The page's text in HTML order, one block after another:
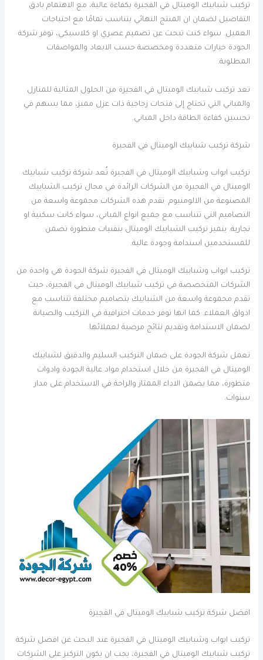
تركيب شبابيك الوميتال في الفجيرة بكفاءة عالية، مع الاهتمام بادق
التفاصيل لضمان ان المنتج النهائي يتناسب تمامًا مع احتياجات
العميل. سواء كنت تبحث عن تصميم عصري او كلاسيكي، توفر شركة
الجودة خيارات متعددة ومخصصة حسب الابعاد والمواصفات
المطلوبة.
تعد تركيب شبابيك الوميتال في الفجيرة من الحلول المثالية للمنازل
والمباني التي تحتاج إلى فتحات زجاجية ذات عزل مميز، مما يسهم في
تحسين كفاءة الطاقة داخل المباني.
شركة تركيب شبابيك الوميتال في الفجيرة
تركيب ابواب وشبابيك الوميتال في الفجيرة تُعد شركة تركيب شبابيك
الوميتال في الفجيرة من الشركات الرائدة في مجال تركيب الشبابيك
المصنوعة من الالومنيوم. تقدم هذه الشركات مجموعة واسعة من
التصاميم التي تتناسب مع جميع انواع المباني، سواء كانت سكنية او
تجارية. يتميز تركيب الشبابيك الوميتال بتقنيات متطورة تضمن
للمستخدمين استدامة وجودة عالية.
تركيب ابواب وشبابيك الوميتال في الفجيرة شركة الجودة هي واحدة من
الشركات المتخصصة في تركيب شبابيك الوميتال في الفجيرة، حيث
تقدم مجموعة واسعة من الشبابيك بتصاميم مختلفة تتناسب مع
اذواق العملاء. كما انها توفر خدمات احترافية في التركيب والصيانة
لضمان الاستدامة وتقديم نتائج مرضية لعملائها.
تعمل شركة الجودة على ضمان التركيب السليم والدقيق لشبابيك
الوميتال في الفجيرة من خلال استخدام مواد عالية الجودة وادوات
متطورة، مما يضمن الاداء الممتاز والراحة في الاستخدام على مدار
سنوات.
افضل شركة تركيب شبابيك الوميتال في الفجيرة
تركيب ابواب وشبابيك الوميتال في الفجيرة عند البحث عن افضل شركة
تركيب شبابيك الوميتال في الفجيرة، يجب ان يكون التركيز على الشركات